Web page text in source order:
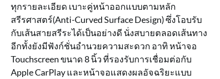
ทุกรายละเอียด เบาะคู่หน้าออกแบบตามหลัก
สรีรศาสตร์(Anti-Curved Surface Design) ซึ่งโอบรับ
กับเส้นสายสรีระได้เป็นอย่างดี นั่งสบายตลอดเส้นทาง
อีกทั้งยังมีฟังก์ชั่นอำนวยความสะดวก อาทิ หน้าจอ
Touchscreen ขนาด 8 นิ้ว ที่รองรับการเชื่อมต่อกับ
Apple CarPlay และหน้าจอแสดงผลอัจฉริยะแบบ